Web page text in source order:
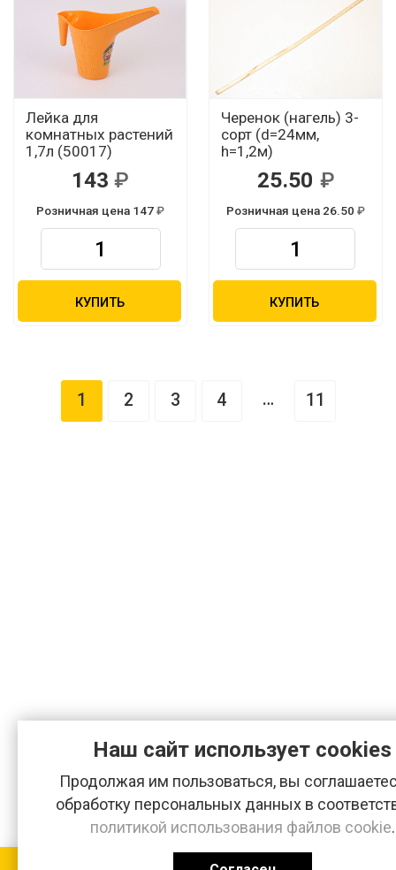
Лейка для
комнатных растений
1,7л (50017)
143
Розничная цена 147
КУПИТЬ
Черенок (нагель) 3-
сорт (d=24мм,
h=1,2м)
25.50
Розничная цена 26.50
КУПИТЬ
1 2 3 4 … 11
Наш сайт использует cookies
Продолжая им пользоваться, вы
обработку персональных данных в
политикой использования файлов cookie.